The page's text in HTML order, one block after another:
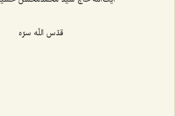
قدّس اللّه سرّه